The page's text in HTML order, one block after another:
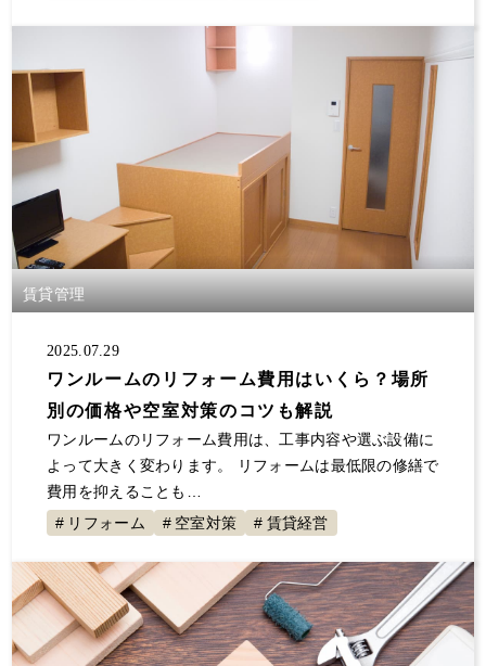
賃貸管理
2025.07.29
ワンルームのリフォーム費用はいくら？場所
別の価格や空室対策のコツも解説
ワンルームのリフォーム費用は、工事内容や選ぶ設備に
よって大きく変わります。 リフォームは最低限の修繕で
費用を抑えることも…
リフォーム
空室対策 賃貸経営